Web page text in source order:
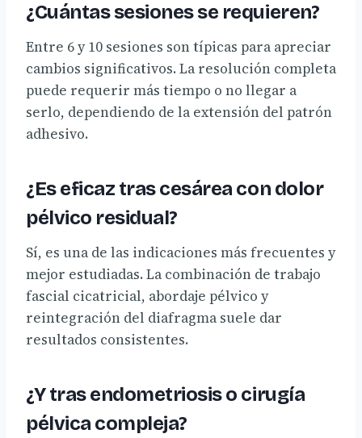
¿Cuántas sesiones se requieren?
Entre 6 y 10 sesiones son típicas para apreciar
cambios significativos. La resolución completa
puede requerir más tiempo o no llegar a
serlo, dependiendo de la extensión del patrón
adhesivo.
¿Es eficaz tras cesárea con dolor
pélvico residual?
Sí, es una de las indicaciones más frecuentes y
mejor estudiadas. La combinación de trabajo
fascial cicatricial, abordaje pélvico y
reintegración del diafragma suele dar
resultados consistentes.
¿Y tras endometriosis o cirugía
pélvica compleja?